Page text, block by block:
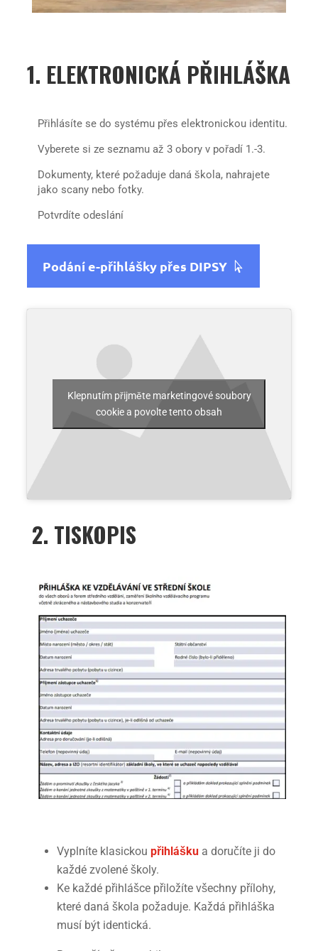
1. ELEKTRONICKÁ PŘIHLÁŠKA
Přihlásíte se do systému přes elektronickou identitu.
Vyberete si ze seznamu až 3 obory v pořadí 1.-3.
Dokumenty, které požaduje daná škola, nahrajete
jako scany nebo fotky.
Potvrdíte odeslání
Podání e-přihlášky přes DIPSY
Klepnutím přijměte marketingové soubory
cookie a povolte tento obsah
2. TISKOPIS
Vyplníte klasickou přihlášku a doručíte ji do
každé zvolené školy.
Ke každé přihlášce přiložíte všechny přílohy,
které daná škola požaduje. Každá přihláška
musí být identická.